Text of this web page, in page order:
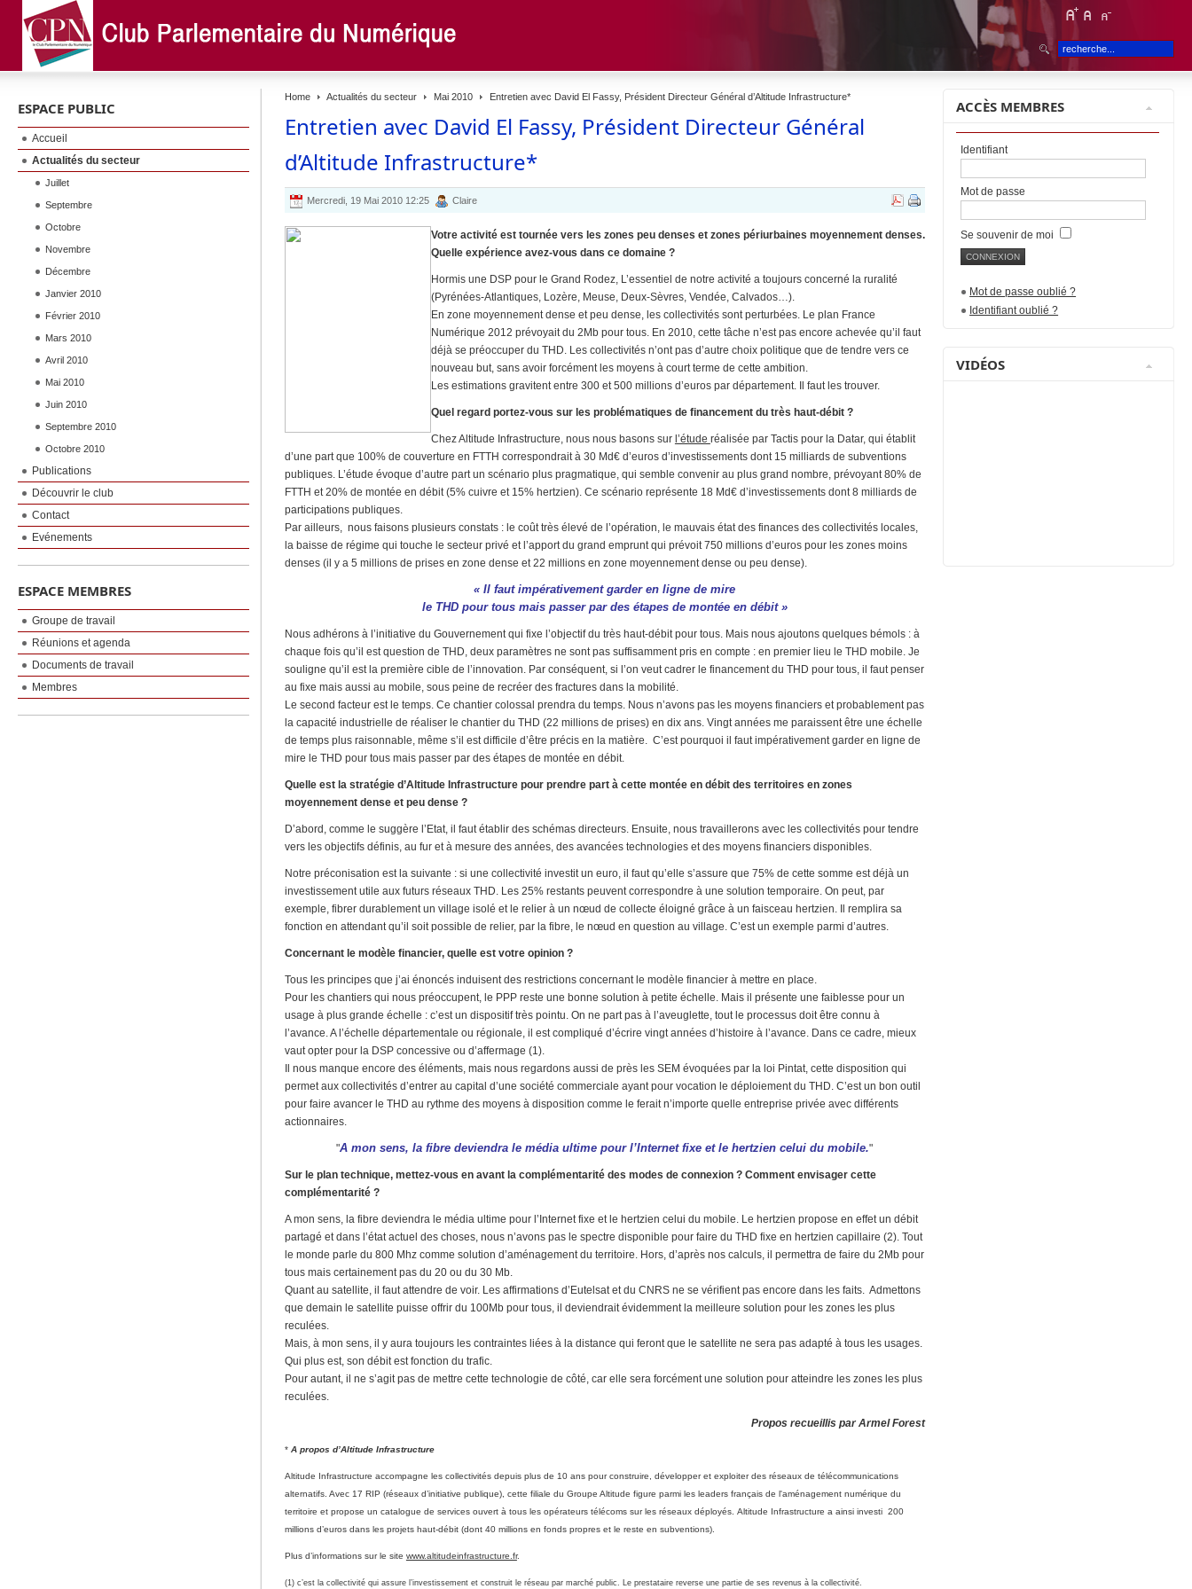
Home Actualités du secteur Mai 2010 Entretien avec David El Fassy, Président Directeur Général d’Altitude Infrastructure*
Entretien avec David El Fassy, Président Directeur Général
d’Altitude Infrastructure*
Mercredi, 19 Mai 2010 12:25 Claire
Votre activité est tournée vers les zones peu denses et zones périurbaines moyennement denses.
Quelle expérience avez-vous dans ce domaine ?
Hormis une DSP pour le Grand Rodez, L’essentiel de notre activité a toujours concerné la ruralité
(Pyrénées-Atlantiques, Lozère, Meuse, Deux-Sèvres, Vendée, Calvados…).
En zone moyennement dense et peu dense, les collectivités sont perturbées. Le plan France
Numérique 2012 prévoyait du 2Mb pour tous. En 2010, cette tâche n’est pas encore achevée qu’il faut
déjà se préoccuper du THD. Les collectivités n’ont pas d’autre choix politique que de tendre vers ce
nouveau but, sans avoir forcément les moyens à court terme de cette ambition.
Les estimations gravitent entre 300 et 500 millions d’euros par département. Il faut les trouver.
Quel regard portez-vous sur les problématiques de financement du très haut-débit ?
Chez Altitude Infrastructure, nous nous basons sur l’étude réalisée par Tactis pour la Datar, qui établit
d’une part que 100% de couverture en FTTH correspondrait à 30 Md€ d’euros d’investissements dont 15 milliards de subventions
publiques. L’étude évoque d’autre part un scénario plus pragmatique, qui semble convenir au plus grand nombre, prévoyant 80% de
FTTH et 20% de montée en débit (5% cuivre et 15% hertzien). Ce scénario représente 18 Md€ d’investissements dont 8 milliards de
participations publiques.
Par ailleurs, nous faisons plusieurs constats : le coût très élevé de l’opération, le mauvais état des finances des collectivités locales,
la baisse de régime qui touche le secteur privé et l’apport du grand emprunt qui prévoit 750 millions d’euros pour les zones moins
denses (il y a 5 millions de prises en zone dense et 22 millions en zone moyennement dense ou peu dense).
« Il faut impérativement garder en ligne de mire
le THD pour tous mais passer par des étapes de montée en débit »
Nous adhérons à l’initiative du Gouvernement qui fixe l’objectif du très haut-débit pour tous. Mais nous ajoutons quelques bémols : à
chaque fois qu’il est question de THD, deux paramètres ne sont pas suffisamment pris en compte : en premier lieu le THD mobile. Je
souligne qu’il est la première cible de l’innovation. Par conséquent, si l’on veut cadrer le financement du THD pour tous, il faut penser
au fixe mais aussi au mobile, sous peine de recréer des fractures dans la mobilité.
Le second facteur est le temps. Ce chantier colossal prendra du temps. Nous n’avons pas les moyens financiers et probablement pas
la capacité industrielle de réaliser le chantier du THD (22 millions de prises) en dix ans. Vingt années me paraissent être une échelle
de temps plus raisonnable, même s’il est difficile d’être précis en la matière. C’est pourquoi il faut impérativement garder en ligne de
mire le THD pour tous mais passer par des étapes de montée en débit.
Quelle est la stratégie d’Altitude Infrastructure pour prendre part à cette montée en débit des territoires en zones
moyennement dense et peu dense ?
D’abord, comme le suggère l’Etat, il faut établir des schémas directeurs. Ensuite, nous travaillerons avec les collectivités pour tendre
vers les objectifs définis, au fur et à mesure des années, des avancées technologies et des moyens financiers disponibles.
Notre préconisation est la suivante : si une collectivité investit un euro, il faut qu’elle s’assure que 75% de cette somme est déjà un
investissement utile aux futurs réseaux THD. Les 25% restants peuvent correspondre à une solution temporaire. On peut, par
exemple, fibrer durablement un village isolé et le relier à un nœud de collecte éloigné grâce à un faisceau hertzien. Il remplira sa
fonction en attendant qu’il soit possible de relier, par la fibre, le nœud en question au village. C’est un exemple parmi d’autres.
Concernant le modèle financier, quelle est votre opinion ?
Tous les principes que j’ai énoncés induisent des restrictions concernant le modèle financier à mettre en place.
Pour les chantiers qui nous préoccupent, le PPP reste une bonne solution à petite échelle. Mais il présente une faiblesse pour un
usage à plus grande échelle : c’est un dispositif très pointu. On ne part pas à l’aveuglette, tout le processus doit être connu à
l’avance. A l’échelle départementale ou régionale, il est compliqué d’écrire vingt années d’histoire à l’avance. Dans ce cadre, mieux
vaut opter pour la DSP concessive ou d’affermage (1).
Il nous manque encore des éléments, mais nous regardons aussi de près les SEM évoquées par la loi Pintat, cette disposition qui
permet aux collectivités d’entrer au capital d’une société commerciale ayant pour vocation le déploiement du THD. C’est un bon outil
pour faire avancer le THD au rythme des moyens à disposition comme le ferait n’importe quelle entreprise privée avec différents
actionnaires.
"A mon sens, la fibre deviendra le média ultime pour l’Internet fixe et le hertzien celui du mobile."
Sur le plan technique, mettez-vous en avant la complémentarité des modes de connexion ? Comment envisager cette
complémentarité ?
A mon sens, la fibre deviendra le média ultime pour l’Internet fixe et le hertzien celui du mobile. Le hertzien propose en effet un débit
partagé et dans l’état actuel des choses, nous n’avons pas le spectre disponible pour faire du THD fixe en hertzien capillaire (2). Tout
le monde parle du 800 Mhz comme solution d’aménagement du territoire. Hors, d’après nos calculs, il permettra de faire du 2Mb pour
tous mais certainement pas du 20 ou du 30 Mb.
Quant au satellite, il faut attendre de voir. Les affirmations d’Eutelsat et du CNRS ne se vérifient pas encore dans les faits. Admettons
que demain le satellite puisse offrir du 100Mb pour tous, il deviendrait évidemment la meilleure solution pour les zones les plus
reculées.
Mais, à mon sens, il y aura toujours les contraintes liées à la distance qui feront que le satellite ne sera pas adapté à tous les usages.
Qui plus est, son débit est fonction du trafic.
Pour autant, il ne s’agit pas de mettre cette technologie de côté, car elle sera forcément une solution pour atteindre les zones les plus
reculées.
Propos recueillis par Armel Forest
* A propos d’Altitude Infrastructure
Altitude Infrastructure accompagne les collectivités depuis plus de 10 ans pour construire, développer et exploiter des réseaux de télécommunications
alternatifs. Avec 17 RIP (réseaux d’initiative publique), cette filiale du Groupe Altitude figure parmi les leaders français de l'aménagement numérique du
territoire et propose un catalogue de services ouvert à tous les opérateurs télécoms sur les réseaux déployés. Altitude Infrastructure a ainsi investi 200
millions d’euros dans les projets haut-débit (dont 40 millions en fonds propres et le reste en subventions).
Plus d’informations sur le site www.altitudeinfrastructure.fr.
(1) c’est la collectivité qui assure l’investissement et construit le réseau par marché public. Le prestataire reverse une partie de ses revenus à la collectivité.
ESPACE PUBLIC
Accueil
Actualités du secteur
Juillet
Septembre
Octobre
Novembre
Décembre
Janvier 2010
Février 2010
Mars 2010
Avril 2010
Mai 2010
Juin 2010
Septembre 2010
Octobre 2010
Publications
Découvrir le club
Contact
Evénements
ESPACE MEMBRES
Groupe de travail
Réunions et agenda
Documents de travail
Membres
ACCÈS MEMBRES
Identifiant
Mot de passe
Se souvenir de moi
Mot de passe oublié ?
Identifiant oublié ?
VIDÉOS